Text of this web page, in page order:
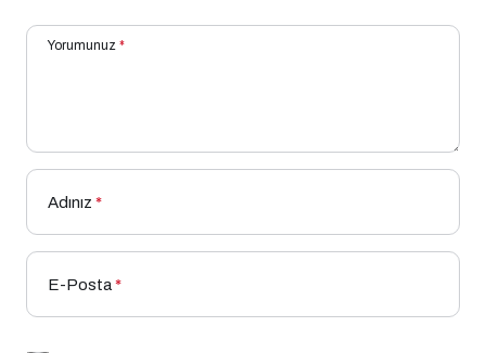
Yorumunuz *
Adınız *
E-Posta*